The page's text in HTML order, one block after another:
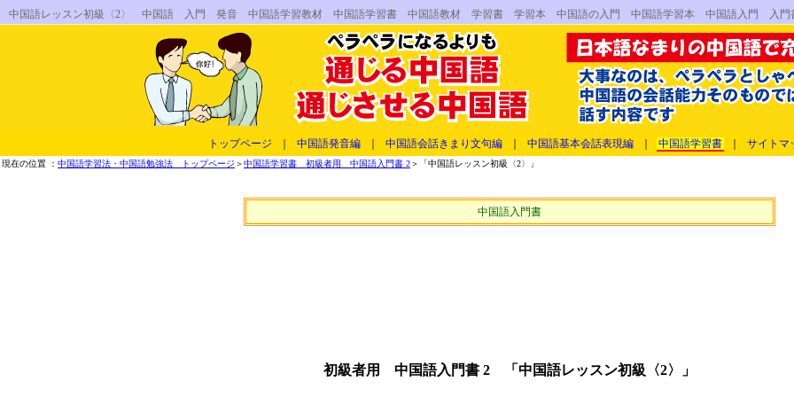
中国語レッスン初級〈2〉 中国語 入門 発音 中国語学習教材 中国語学習書 中国語教材 学習書 学習本 中国語の入門 中国語学習本 中国語入門 入門
トップページ 中国語発音編 中国語会話きまり文句編 中国語基本会話表現編 中国語学習書 サイトマ
現在の位置 ： 中国語学習法・中国語勉強法 トップページ ＞中国語学習書 初級者用 中国語入門書 2＞「中国語レッスン初級〈2〉」
中国語入門書
初級者用 中国語入門書 2 「中国語レッスン初級〈2〉」